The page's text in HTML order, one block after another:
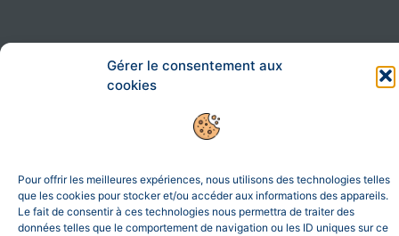
Gérer le consentement aux
cookies
Pour offrir les meilleures expériences, nous utilisons des technologies telles
que les cookies pour stocker et/ou accéder aux informations des appareils.
Le fait de consentir à ces technologies nous permettra de traiter des
données telles que le comportement de navigation ou les ID uniques sur ce
SND, c’est le logiciel de Gestion Électronique de Documents qui
→ Retour au menu principal
→ Mentions légales